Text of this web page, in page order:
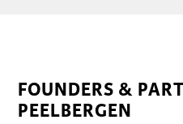
FOUNDERS &
PEELBERGEN